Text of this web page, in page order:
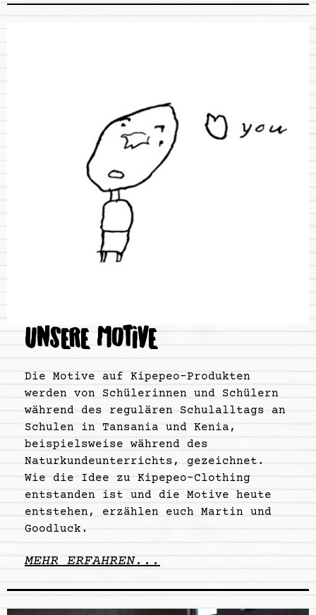
UNSERE MOTIVE
Die Motive auf Kipepeo-Produkten
werden von Schülerinnen und Schülern
während des regulären Schulalltags an
Schulen in Tansania und Kenia,
beispielsweise während des
Naturkundeunterrichts, gezeichnet.
Wie die Idee zu Kipepeo-Clothing
entstanden ist und die Motive heute
entstehen, erzählen euch Martin und
Goodluck.
MEHR ERFAHREN...